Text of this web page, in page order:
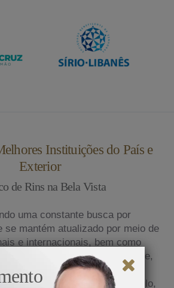
Instituições do País e
Exterior
de Rins na Bela Vista
uma constante busca por
se mantém atualizado por meio de
e internacionais, bem como
médicos. Atualmente,
na clínica privada e presta
hospitais de São Paulo,